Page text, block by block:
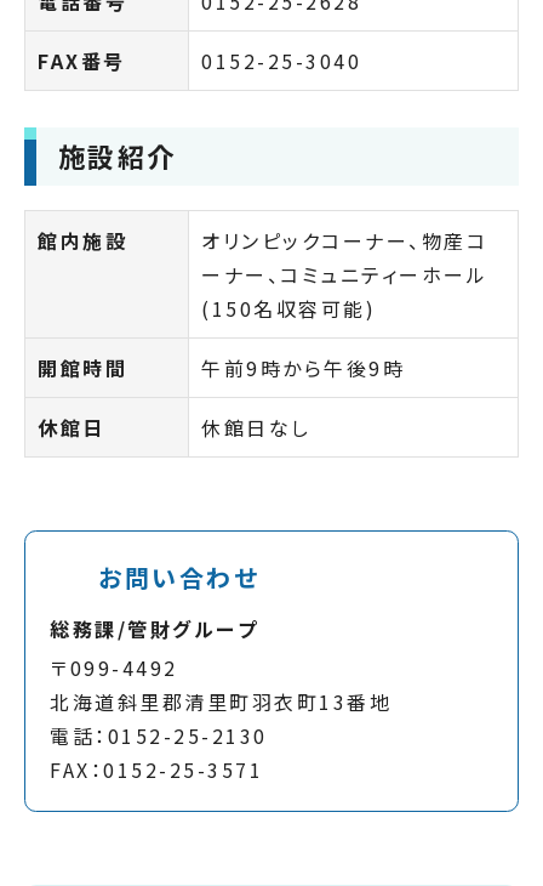
FAX番号 0152-25-3040
施設紹介
館内施設
オリンピックコーナー、物産コ
ーナー、コミュニティーホール
(150名収容可能)
開館時間 午前9時から午後9時
休館日 休館日なし
お問い合わせ
総務課/管財グループ
〒099-4492
北海道斜里郡清里町羽衣町13番地
電話：0152-25-2130
FAX：0152-25-3571